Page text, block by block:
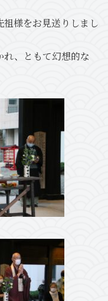
様をお見送りしまし
、ともて幻想的な